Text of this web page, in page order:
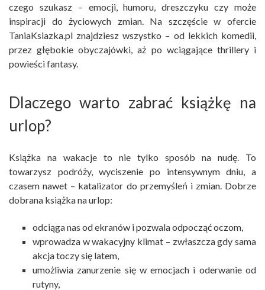
czego szukasz – emocji, humoru, dreszczyku czy może
inspiracji do życiowych zmian. Na szczęście w ofercie
TaniaKsiazka.pl znajdziesz wszystko – od lekkich komedii,
przez głębokie obyczajówki, aż po wciągające thrillery i
powieści fantasy.
Dlaczego warto zabrać książkę na
urlop?
Książka na wakacje to nie tylko sposób na nudę. To
towarzysz podróży, wyciszenie po intensywnym dniu, a
czasem nawet – katalizator do przemyśleń i zmian. Dobrze
dobrana książka na urlop:
odciąga nas od ekranów i pozwala odpocząć oczom,
wprowadza w wakacyjny klimat – zwłaszcza gdy sama
akcja toczy się latem,
umożliwia zanurzenie się w emocjach i oderwanie od
rutyny,